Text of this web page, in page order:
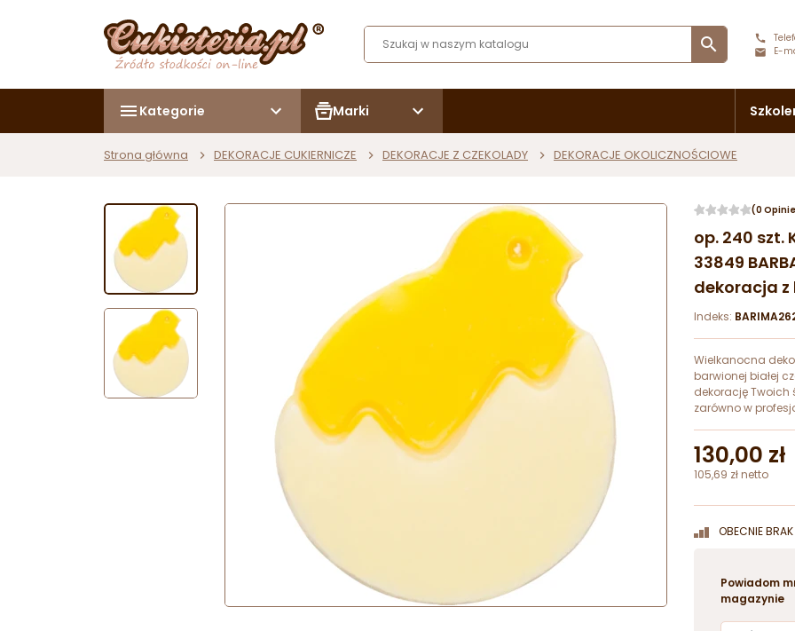

E-
Kategorie Marki
Strona główna DEKORACJE CUKIERNICZE DEKORACJE Z CZEKOLADY DEKORACJE OKOLICZNOŚCIOWE
(0
op. 240 szt.
33849
dekoracja z
Indeks:
Wielkanocna
barwionej białej
dekorację Twoich
zarówno w
130,00 zł
105,69 zł netto
OBECNIE
Powiadom
magazynie